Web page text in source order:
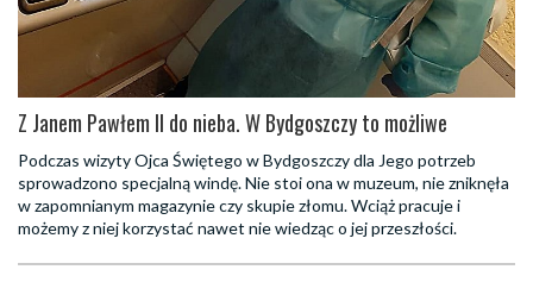
Z Janem Pawłem II do nieba. W Bydgoszczy to możliwe
Podczas wizyty Ojca Świętego w Bydgoszczy dla Jego potrzeb
sprowadzono specjalną windę. Nie stoi ona w muzeum, nie zniknęła
w zapomnianym magazynie czy skupie złomu. Wciąż pracuje i
możemy z niej korzystać nawet nie wiedząc o jej przeszłości.